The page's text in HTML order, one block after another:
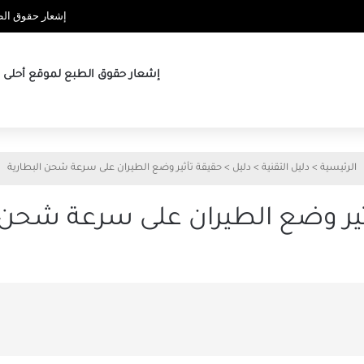
إشعار حقوق
إشعار حقوق الطبع لموقع أحلى
الرئيسية > دليل التقنية > دليل > حقيقة تأثير وضع الطيران على سرعة شحن البطارية
وضع الطيران على سرعة شحن